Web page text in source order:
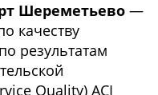
Шереметьево —
качеству
результатам
Quality) ACI